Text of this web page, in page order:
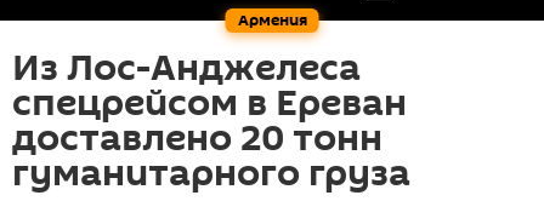
Армения
Из Лос-Анджелеса
спецрейсом в Ереван
доставлено 20 тонн
гуманитарного груза